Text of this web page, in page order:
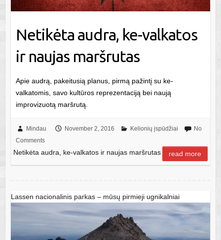
Netikėta audra, ke-valkatos
ir naujas maršrutas
Apie audrą, pakeitusią planus, pirmą pažintį su ke-
valkatomis, savo kultūros reprezentaciją bei naują
improvizuotą maršrutą.
Mindau November 2, 2016 Kelionių įspūdžiai
No
Comments
Netikėta audra, ke-valkatos ir naujas maršrutas read more
Lassen nacionalinis parkas – mūsų pirmieji ugnikalniai